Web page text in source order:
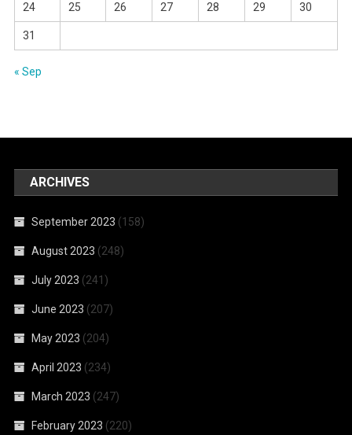
24 25 26 27 28 29 30
31
« Sep
ARCHIVES
September 2023 (158)
August 2023 (248)
July 2023 (241)
June 2023 (207)
May 2023 (204)
April 2023 (234)
March 2023 (247)
February 2023 (220)